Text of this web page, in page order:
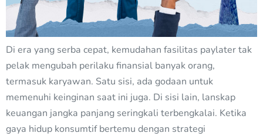
Di era yang serba cepat, kemudahan fasilitas paylater tak
pelak mengubah perilaku finansial banyak orang,
termasuk karyawan. Satu sisi, ada godaan untuk
memenuhi keinginan saat ini juga. Di sisi lain, lanskap
keuangan jangka panjang seringkali terbengkalai. Ketika
gaya hidup konsumtif bertemu dengan strategi